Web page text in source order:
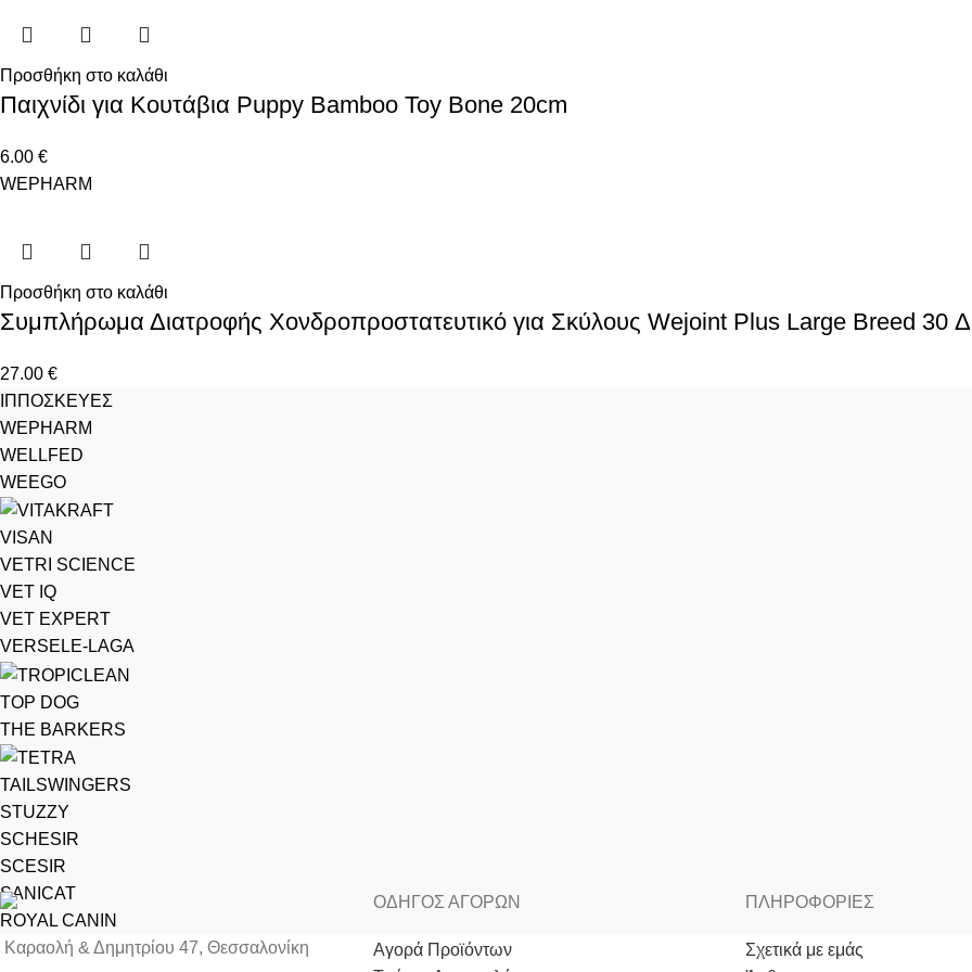
Προσθήκη στο καλάθι
Παιχνίδι για Κουτάβια Puppy Bamboo Toy Bone 20cm
6.00 €
WEPHARM
Προσθήκη στο καλάθι
Συμπλήρωμα Διατροφής Χονδροπροστατευτικό για Σκύλους Wejoint Plus Large Breed 30
27.00 €
ΙΠΠΟΣΚΕΥΕΣ
WEPHARM
WELLFED
WEEGO
VISAN
VETRI SCIENCE
VET IQ
VET EXPERT
VERSELE-LAGA
TOP DOG
THE BARKERS
TAILSWINGERS
STUZZY
SCHESIR
SCESIR
SANICAT
ROYAL CANIN
Καραολή & Δημητρίου 47, Θεσσαλονίκη
ΟΔΗΓΟΣ ΑΓΟΡΩΝ
Αγορά Προϊόντων
ΠΛΗΡΟΦΟΡΙΕΣ
Σχετικά με εμάς